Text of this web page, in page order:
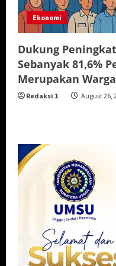
Ekonomi
Dukung
Sebanyak 81,6%
Merupakan
Redaksi 1 August 26,